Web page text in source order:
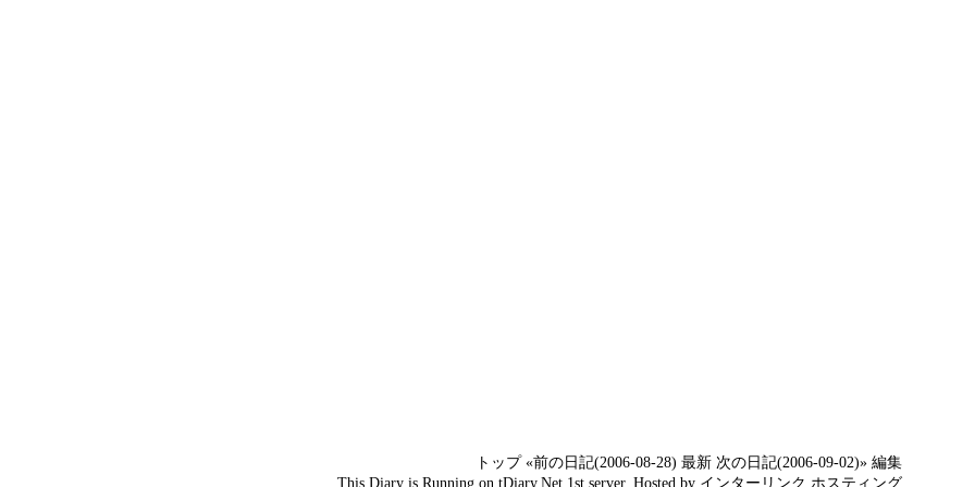
トップ «前の日記(2006-08-28) 最新 次の日記(2006-09-02)» 編集
This Diary is Running on tDiary.Net1st server. Hosted by インターリンク ホスティング